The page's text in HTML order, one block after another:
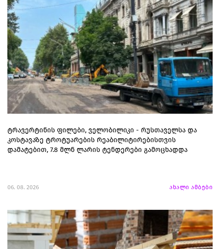
ტრავერტინის ფილები, ველობილიკი - რუსთაველსა და
კოსტავაზე ტროტუარების რეაბილიტირებისთვის
დამატებით, 7.8 მლნ ლარის ტენდერები გამოცხადდა
06. 08. 2026 ახალი ამბები